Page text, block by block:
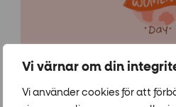
Vi värnar om din
Vi använder cookies för att
Arrangör: Forumtorget